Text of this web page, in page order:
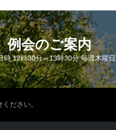
例会のご案内
時 12時30分～13時30分 毎週木曜日
ださい。